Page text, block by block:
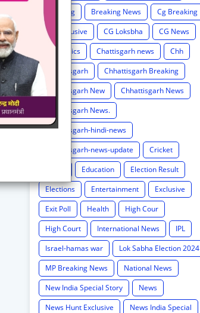
Breaking
Breaking News
Cg Breaking
CG exclusive
CG Loksbha
CG News
CG politics
Chattisgarh news
Chh
Chhattisgarh
Chhattisgarh Breaking
Chhattisgarh New
Chhattisgarh News
Chhattisgarh News.
Chhattisgarh-hindi-news
Chhattisgarh-news-update
Cricket
Education
Election Result
Elections
Entertainment
Exclusive
Exit Poll
Health
High Cour
High Court
International News
IPL
Israel-hamas war
Lok Sabha Election 2024
MP Breaking News
National News
New India Special Story
News
News Hunt Exclusive
News India Special